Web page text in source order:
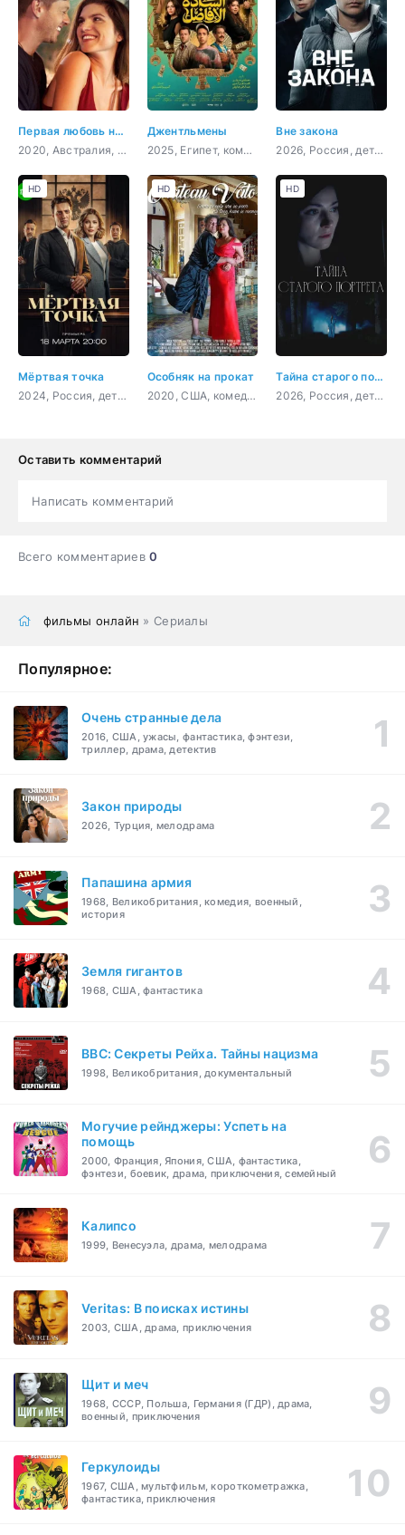
Первая любовь навсегда
2020, Австралия, Филиппины, драма, мелодрама
Джентльмены
2025, Египет, комедия
Вне закона
2026, Россия, детектив, боевик, криминал, драма
Мёртвая точка
2024, Россия, детектив
HD
Особняк на прокат
2020, США, комедия
HD
Тайна старого портрета
2026, Россия, детектив, мелодрама, криминал
HD
Оставить комментарий
Написать комментарий
Всего комментариев0
фильмы онлайн » Сериалы
Популярное:
Очень странные дела
2016, США, ужасы, фантастика, фэнтези,
триллер, драма, детектив
Закон природы
2026, Турция, мелодрама
Папашина армия
1968, Великобритания, комедия, военный,
история
Земля гигантов
1968, США, фантастика
BBC: Секреты Рейха. Тайны нацизма
1998, Великобритания, документальный
Могучие рейнджеры: Успеть на
помощь
2000, Франция, Япония, США, фантастика,
фэнтези, боевик, драма, приключения, семейный
Калипсо
1999, Венесуэла, драма, мелодрама
Veritas: В поисках истины
2003, США, драма, приключения
Щит и меч
1968, СССР, Польша, Германия (ГДР), драма,
военный, приключения
Геркулоиды
1967, США, мультфильм, короткометражка,
фантастика, приключения